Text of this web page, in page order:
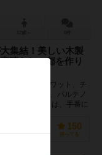
集結！美しい木製
晴らしい都を作り
、アンコールワット、チ
、コロッセオ、パルテノ
参戦！ プレイは、手番に
ス...
お気に入り
150
持ってる